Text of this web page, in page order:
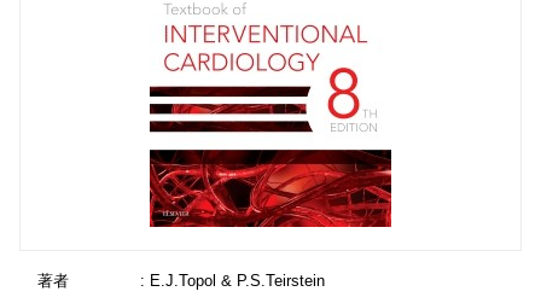
著者
: E.J.Topol & P.S.Teirstein